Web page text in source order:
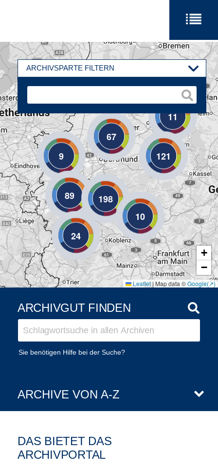
ARCHIVGUT FINDEN
Sie benötigen Hilfe bei der Suche?
ARCHIVSPARTE FILTERN
11
9
10
24
67
89
121
198
+
−
Leaflet|Map data ©Google
ARCHIVE VON A-Z
DAS BIETET DAS
ARCHIVPORTAL